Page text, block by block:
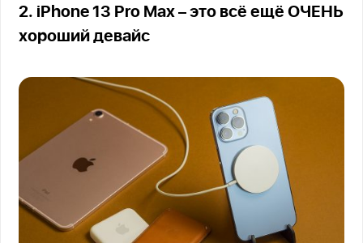
2. iPhone 13 Pro Max – это всё ещё ОЧЕНЬ
хороший девайс